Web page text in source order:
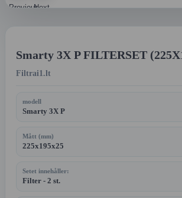
PreviousNext
Smarty 3X P FILTERSET
Filtrai1.lt
modell
Smarty 3X P
Mått (mm)
225x195x25
Setet innehåller:
Filter - 2 st.